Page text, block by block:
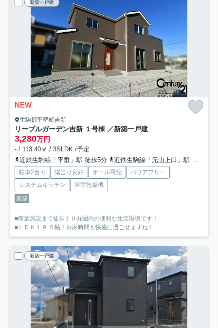
新築一戸建
NEW
生駒郡平群町吉新
リーブルガーデン吉新 １号棟 ／新築一戸建
3,280万円
- / 113.40㎡ / 3SLDK /予定
近鉄生駒線「平群」駅 徒歩5分
近鉄生駒線「元山上口」駅 徒歩16分
駐車2台可 陽当り良好 オール電化
バリアフリー
システムキッチン
浴室乾燥機
新築
■商業施設まで徒歩１０分圏内の便利な生活環境です！
■ＬＤＫ１９.５帖！お家時間も快適に過ごせますね！
新築一戸建